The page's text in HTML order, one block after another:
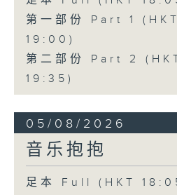
第一部份 Part 1
19:00)
第二部份 Part 2
19:35)
05/08/2026
音乐抱抱
足本 Full (HKT